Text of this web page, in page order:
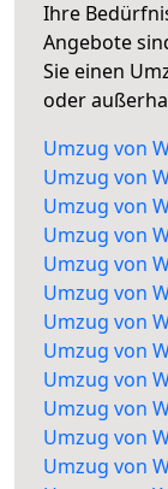
Ihre
Angebote
Sie einen
oder
Umzug von
Umzug von
Umzug von
Umzug von
Umzug von
Umzug von
Umzug von
Umzug von
Umzug von
Umzug von
Umzug von
Umzug von